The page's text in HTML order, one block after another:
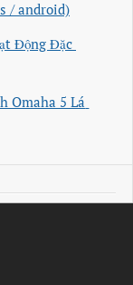
/ android)
Động Đặc
Omaha 5 Lá